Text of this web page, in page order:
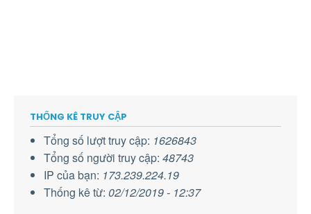
THỐNG KÊ TRUY CẬP
Tổng số lượt truy cập: 1626843
Tổng số người truy cập:48743
IP của bạn: 173.239.224.19
Thống kê từ: 02/12/2019 - 12:37